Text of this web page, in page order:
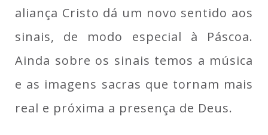
aliança Cristo dá um novo sentido aos
sinais, de modo especial à Páscoa.
Ainda sobre os sinais temos a música
e as imagens sacras que tornam mais
real e próxima a presença de Deus.